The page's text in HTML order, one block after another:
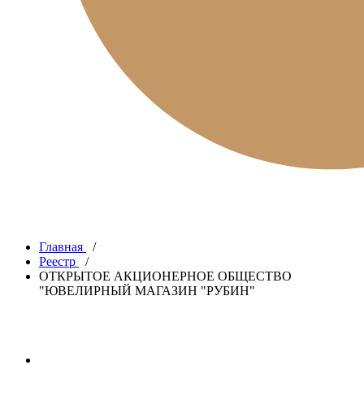
Главная
/
Реестр
/
ОТКРЫТОЕ АКЦИОНЕРНОЕ ОБЩЕСТВО
"ЮВЕЛИРНЫЙ МАГАЗИН "РУБИН"